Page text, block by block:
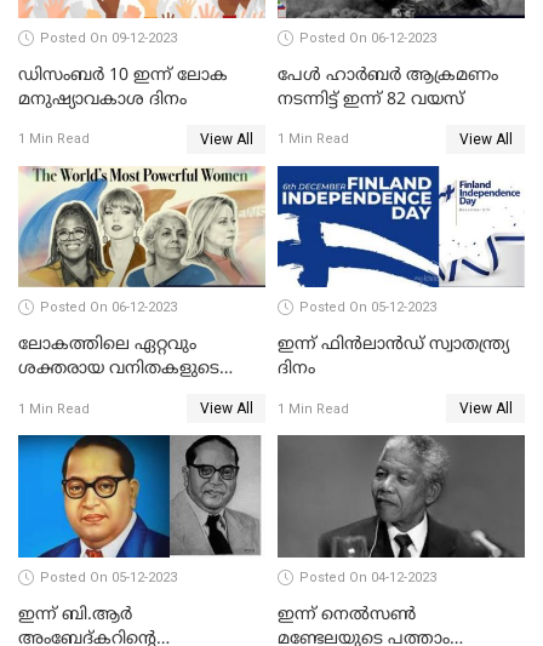
Posted On 09-12-2023
ഡിസംബർ 10 ഇന്ന് ലോക
മനുഷ്യാവകാശ ദിനം
1 Min Read View All
Posted On 06-12-2023
പേള്‍ ഹാര്‍ബര്‍ ആക്രമണം
നടന്നിട്ട് ഇന്ന്‌ 82 വയസ്
1 Min Read View All
Posted On 06-12-2023
ലോകത്തിലെ ഏറ്റവും
ശക്തരായ വനിതകളുടെ
സീതാരാമനടക്കം നാല്
ഇന്ത്യക്കാര്‍
1 Min Read View All
Posted On 05-12-2023
ഇന്ന് ഫിന്‍ലാന്‍ഡ് സ്വാതന്ത്ര്യ
ദിനം
1 Min Read View All
Posted On 05-12-2023
ഇന്ന് ബി.ആര്‍
അംബേദ്കറിന്റെ
Posted On 04-12-2023
ഇന്ന് നെല്‍സണ്‍
മണ്ടേലയുടെ പത്താം